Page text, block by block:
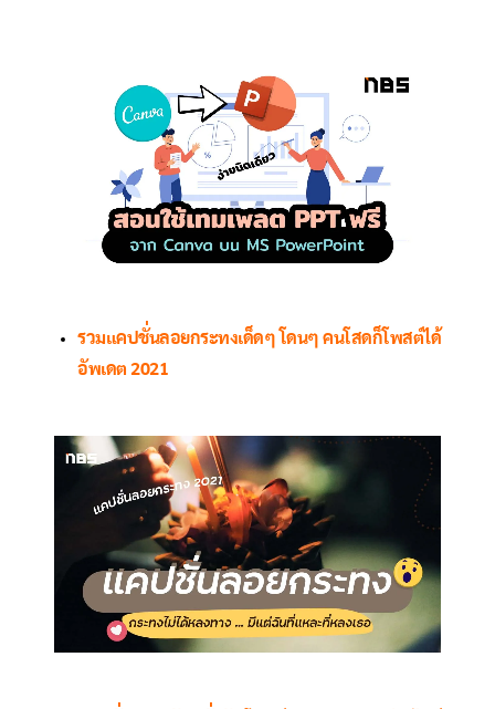
รวมแคปชั่นลอยกระทงเด็ดๆ โดนๆ คนโสดก็โพสต์ได้
อัพเดต 2021